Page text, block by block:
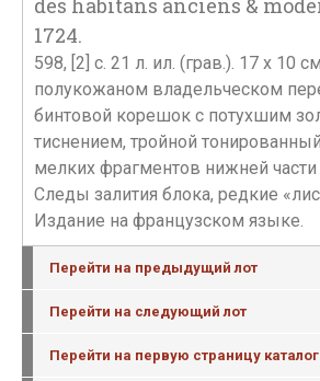
des habitans anciens &
1724.
598, [2] с. 21 л. ил. (грав.). 17 х 10
полукожаном владельческом
бинтовой корешок с потухшим
тиснением, тройной
мелких фрагментов нижней
Следы залития блока, редкие
Издание на французском языке.
Перейти на предыдущий лот
Перейти на следующий лот
Перейти на первую страницу